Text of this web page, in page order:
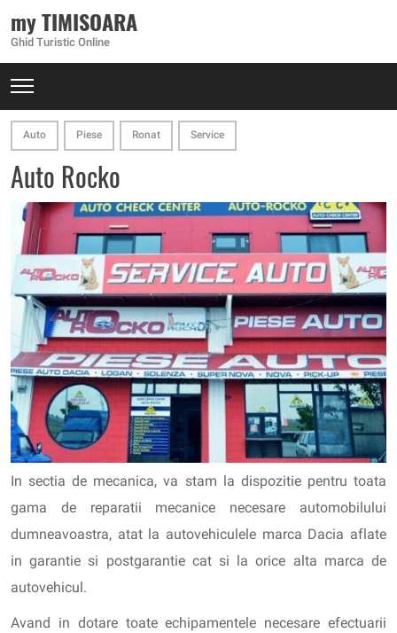
my TIMISOARA
Ghid Turistic Online
Auto Piese Ronat Service
Auto Rocko
In sectia de mecanica, va stam la dispozitie pentru toata
gama de reparatii mecanice necesare automobilului
dumneavoastra, atat la autovehiculele marca Dacia aflate
in garantie si postgarantie cat si la orice alta marca de
autovehicul.
Avand in dotare toate echipamentele necesare efectuarii